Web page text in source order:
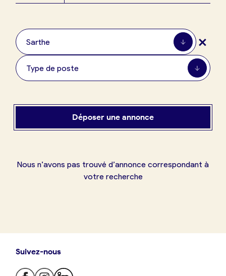
ma
Je crée mon compte Connexion
Sarthe +
Type de poste
Déposer une annonce
Nous n’avons pas trouvé d’annonce correspondant à
votre recherche
Suivez-nous